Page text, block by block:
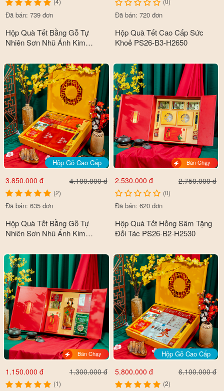
Đã bán: 739 đơn
Hộp Quà Tết Bằng Gỗ Tự
Nhiên Sơn Nhũ Ánh Kim
B6-HQ2560
Đã bán: 720 đơn
Hộp Quà Tết Cao Cấp Sức
Khoẻ PS26-B3-H2650
Hộp Gỗ Cao Cấp
3.850.000 đ 4.100.000 đ
(2)
Đã bán: 635 đơn
Hộp Quà Tết Bằng Gỗ Tự
Nhiên Sơn Nhũ Ánh Kim
HQ3850
Bán Chạy
2.530.000 đ 2.750.000 đ
(0)
Đã bán: 620 đơn
Hộp Quà Tết Hồng Sâm Tặng
Đối Tác PS26-B2-H2530
Bán Chạy
1.150.000 đ 1.300.000 đ
(1)
Hộp Gỗ Cao Cấp
5.800.000 đ 6.100.000 đ
(2)